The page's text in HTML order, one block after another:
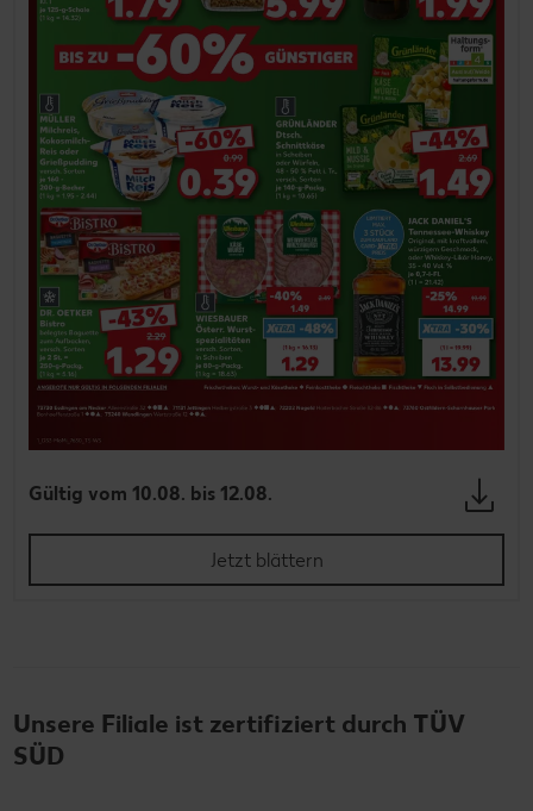
Gültig vom 10.08. bis 12.08.
Jetzt blättern
Unsere Filiale ist zertifiziert durch TÜV
SÜD